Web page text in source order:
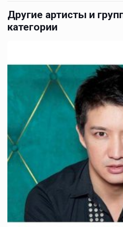
Другие артисты и
категории